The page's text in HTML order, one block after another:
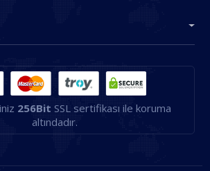
256Bit SSL sertifikası ile koruma
altındadır.